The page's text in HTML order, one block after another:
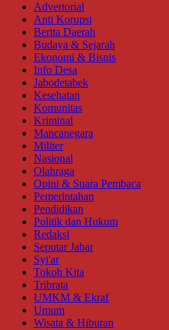
Advertorial
Anti Korupsi
Berita Daerah
Budaya & Sejarah
Ekonomi & Bisnis
Info Desa
Jabodetabek
Kesehatan
Komunitas
Kriminal
Mancanegara
Militer
Nasional
Olahraga
Opini & Suara Pembaca
Pemerintahan
Pendidikan
Politik dan Hukum
Redaksi
Seputar Jabar
Syi'ar
Tokoh Kita
Tribrata
UMKM & Ekraf
Umum
Wisata & Hiburan